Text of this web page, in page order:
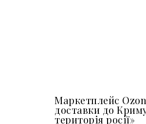
Маркетплейс
доставки до
територія росії»